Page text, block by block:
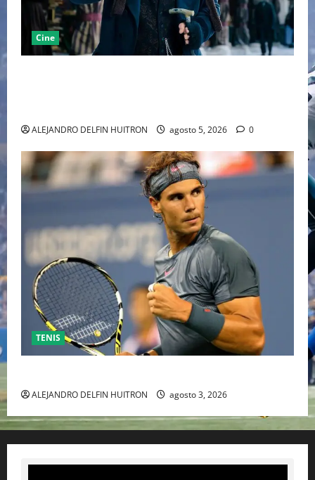
Cine
ALEJANDRO DELFIN HUITRON agosto 5, 2026 0
TENIS
ALEJANDRO DELFIN HUITRON agosto 3, 2026